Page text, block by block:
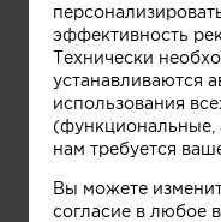
эффективность
Технически
устанавливаются
использования
(функциональные,
нам требуется
Вы можете
согласие в любое